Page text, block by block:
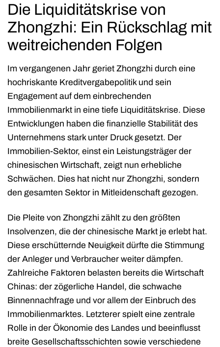
Die Liquiditätskrise von
Zhongzhi: Ein Rückschlag mit
weitreichenden Folgen
Im vergangenen Jahr geriet Zhongzhi durch eine
hochriskante Kreditvergabepolitik und sein
Engagement auf dem einbrechenden
Immobilienmarkt in eine tiefe Liquiditätskrise. Diese
Entwicklungen haben die finanzielle Stabilität des
Unternehmens stark unter Druck gesetzt. Der
Immobilien-Sektor, einst ein Leistungsträger der
chinesischen Wirtschaft, zeigt nun erhebliche
Schwächen. Dies hat nicht nur Zhongzhi, sondern
den gesamten Sektor in Mitleidenschaft gezogen.
Die Pleite von Zhongzhi zählt zu den größten
Insolvenzen, die der chinesische Markt je erlebt hat.
Diese erschütternde Neuigkeit dürfte die Stimmung
der Anleger und Verbraucher weiter dämpfen.
Zahlreiche Faktoren belasten bereits die Wirtschaft
Chinas: der zögerliche Handel, die schwache
Binnennachfrage und vor allem der Einbruch des
Immobilienmarktes. Letzterer spielt eine zentrale
Rolle in der Ökonomie des Landes und beeinflusst
breite Gesellschaftsschichten sowie verschiedene